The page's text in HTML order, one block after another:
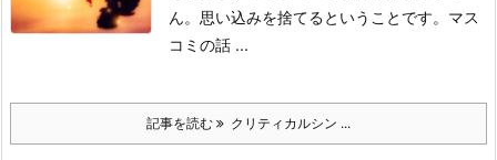
ん。 思い込みを捨てるということです。マス
コミの話 ...
記事を読む クリティカルシン ...